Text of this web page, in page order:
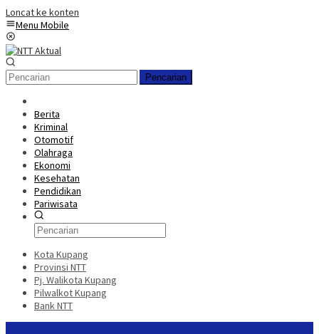
Loncat ke konten
Menu Mobile
Pencarian
Berita
Kriminal
Otomotif
Olahraga
Ekonomi
Kesehatan
Pendidikan
Pariwisata
Kota Kupang
Provinsi NTT
Pj. Walikota Kupang
Pilwalkot Kupang
Bank NTT